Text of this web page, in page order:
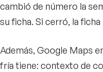
cambió de número la
su ficha. Si cerró, la ficha
Además, Google Maps
fría tiene: contexto de